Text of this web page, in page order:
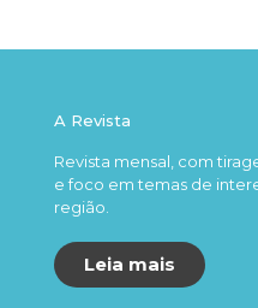
A Revista
Revista mensal, com
e foco em temas de
região.
Leia mais